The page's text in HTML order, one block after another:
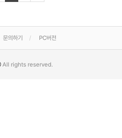
문의하기 PC버전
All rights reserved.